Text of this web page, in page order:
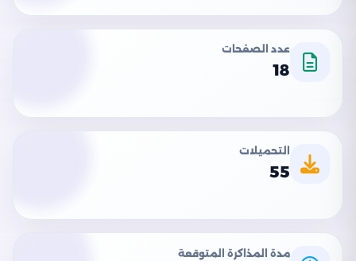
عدد الصفحات
18
التحميلات
55
مدة المذاكرة المتوقعة